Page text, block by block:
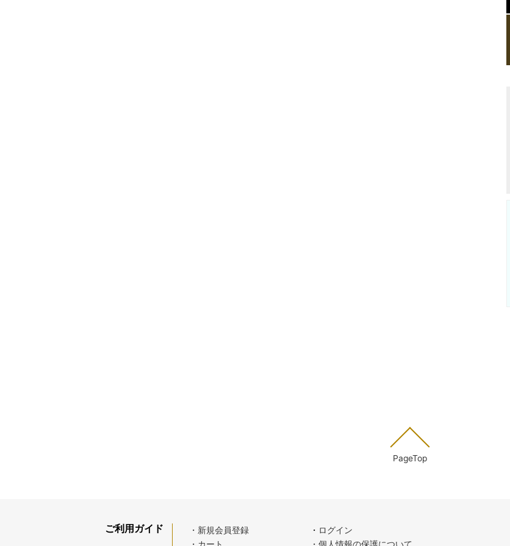
PageTop
ご利用ガイド ・新規会員登録 ・ ログイン
・カート
・個人情報の保護について